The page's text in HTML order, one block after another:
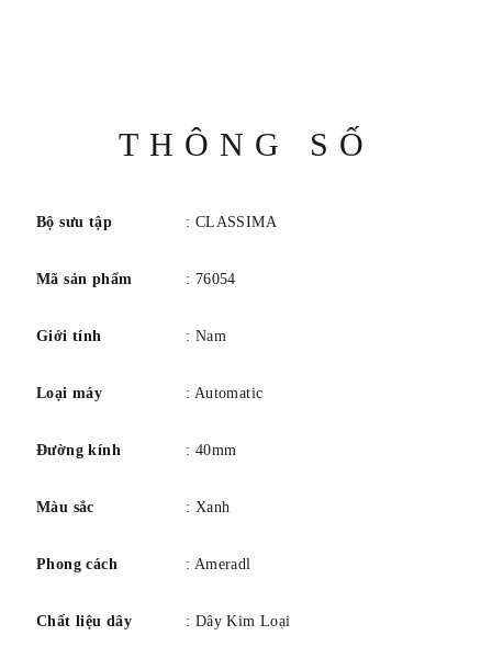
Tần số: 4 Hz / 28800 Vph
TRƯỜNG HỢP
Chất liệu: Thép
Chóng trầy
THÔNG SỐ
Bộ sưu tập : CLASSIMA
Mã sản phẩm : 76054
Giới tính : Nam
Loại máy : Automatic
Đường kính : 40mm
Màu sắc : Xanh
Phong cách : Ameradl
Chất liệu dây : Dây Kim Loại